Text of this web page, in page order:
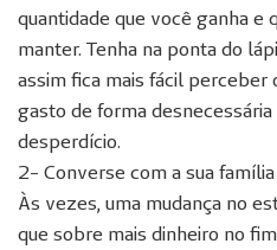
quantidade que você ganha e
manter. Tenha na ponta do
assim fica mais fácil perceber
gasto de forma desnecessária
desperdício.
2- Converse com a sua família
Às vezes, uma mudança no
que sobre mais dinheiro no